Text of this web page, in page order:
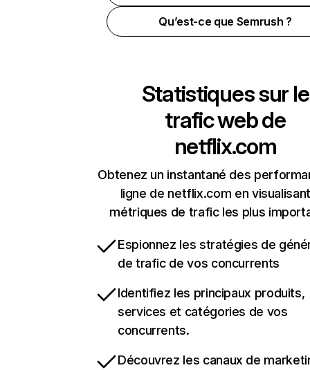
Qu’est-ce que Semrush ?
Statistiques sur le
trafic web de
netflix.com
Obtenez un instantané des
ligne de netflix.com en
métriques de trafic les plus
Espionnez les stratégies de
de trafic de vos concurrents
Identifiez les principaux produits,
services et catégories de vos
concurrents.
Découvrez les canaux de